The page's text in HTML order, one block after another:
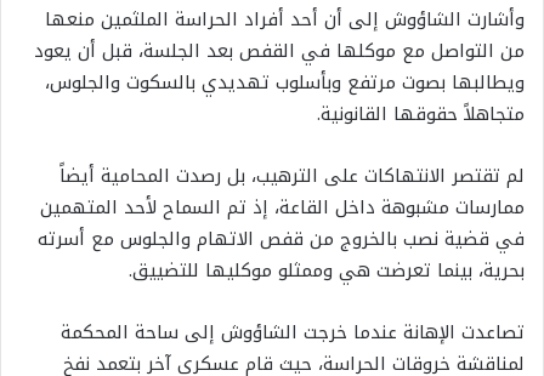
وأشارت الشاؤوش إلى أن أحد أفراد الحراسة الملثمين منعها
من التواصل مع موكلها في القفص بعد الجلسة، قبل أن يعود
ويطالبها بصوت مرتفع وبأسلوب تهديدي بالسكوت والجلوس،
متجاهلاً حقوقها القانونية.
لم تقتصر الانتهاكات على الترهيب، بل رصدت المحامية أيضاً
ممارسات مشبوهة داخل القاعة، إذ تم السماح لأحد المتهمين
في قضية نصب بالخروج من قفص الاتهام والجلوس مع أسرته
بحرية، بينما تعرضت هي وممثلو موكليها للتضييق.
تصاعدت الإهانة عندما خرجت الشاؤوش إلى ساحة المحكمة
لمناقشة خروقات الحراسة، حيث قام عسكري آخر بتعمد نفخ